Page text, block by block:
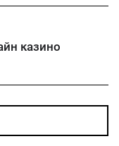
казино